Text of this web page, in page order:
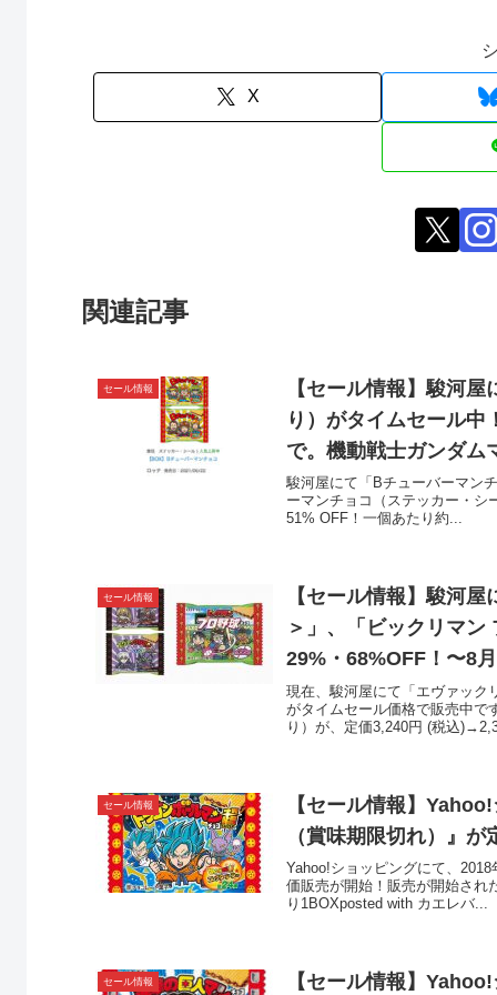
X
関連記事
セール情報
【セール情報】駿河
り）がタイムセール
で。機動戦士ガンダム
駿河屋にて「Bチューバーマン
ーマンチョコ（ステッカー・
51% OFF！一個あたり約...
セール情報
【セール情報】駿河
＞」、「ビックリマ
29%・68%OFF！〜8
現在、駿河屋にて「エヴァック
がタイムセール価格で販売中で
り）が、定価3,240円 (税込
セール情報
【セール情報】
（賞味期限切れ）』
Yahoo!ショッピングにて、
価販売が開始！販売が開始され
り1BOXposted with カエレバ...
セール情報 【セール情報】